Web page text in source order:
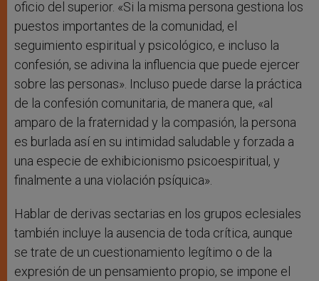
oficio del superior. «Si la misma persona gestiona los
puestos importantes de la comunidad, el
seguimiento espiritual y psicológico, e incluso la
confesión, se adivina la influencia que puede ejercer
sobre las personas». Incluso puede darse la práctica
de la confesión comunitaria, de manera que, «al
amparo de la fraternidad y la compasión, la persona
es burlada así en su intimidad saludable y forzada a
una especie de exhibicionismo psicoespiritual, y
finalmente a una violación psíquica».
Hablar de derivas sectarias en los grupos eclesiales
también incluye la ausencia de toda crítica, aunque
se trate de un cuestionamiento legítimo o de la
expresión de un pensamiento propio, se impone el